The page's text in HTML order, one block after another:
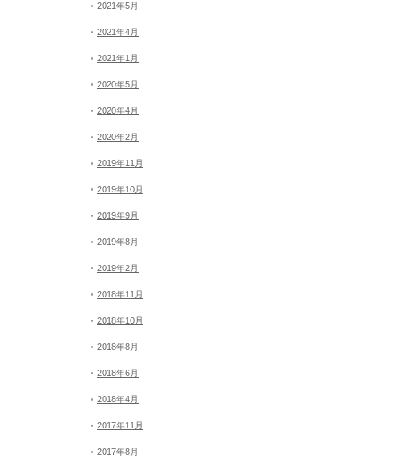
2021年5月
2021年4月
2021年1月
2020年5月
2020年4月
2020年2月
2019年11月
2019年10月
2019年9月
2019年8月
2019年2月
2018年11月
2018年10月
2018年8月
2018年6月
2018年4月
2017年11月
2017年8月